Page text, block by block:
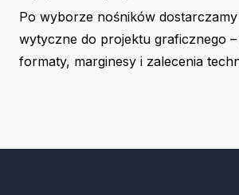
Po wyborze nośników dostarczamy
wytyczne do projektu graficznego
formaty, marginesy i zalecenia